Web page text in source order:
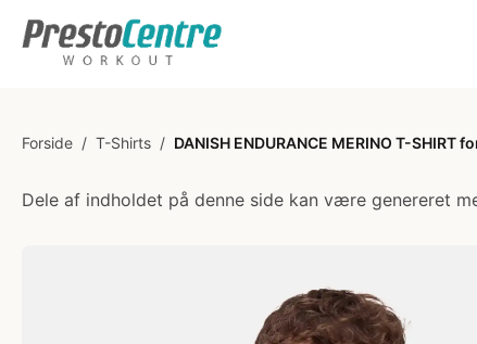
Forside / T-Shirts / DANISH ENDURANCE MERINO T-
Dele af indholdet på denne side kan være genereret